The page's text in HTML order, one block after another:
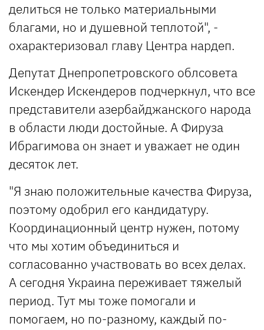
делиться не только материальными
благами, но и душевной теплотой", -
охарактеризовал главу Центра нардеп.
Депутат Днепропетровского облсовета
Искендер Искендеров подчеркнул, что все
представители азербайджанского народа
в области люди достойные. А Фируза
Ибрагимова он знает и уважает не один
десяток лет.
"Я знаю положительные качества Фируза,
поэтому одобрил его кандидатуру.
Координационный центр нужен, потому
что мы хотим объединиться и
согласованно участвовать во всех делах.
А сегодня Украина переживает тяжелый
период. Тут мы тоже помогали и
помогаем, но по-разному, каждый по-